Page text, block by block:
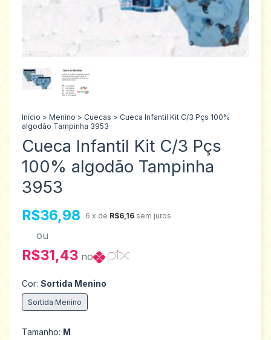
Início > Menino > Cuecas > Cueca Infantil Kit C/3 Pçs 100%
algodão Tampinha 3953
Cueca Infantil Kit C/3 Pçs
100% algodão Tampinha
3953
R$36,98 6 x de R$6,16 sem juros
ou
R$31,43 no
Cor: Sortida Menino
Sortida Menino
Tamanho: M